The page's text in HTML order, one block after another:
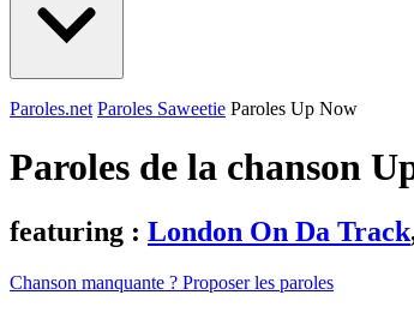
Paroles.net Paroles Saweetie Paroles Up Now
Paroles de la chanson
featuring : London On Da Track
Chanson manquante ? Proposer les paroles